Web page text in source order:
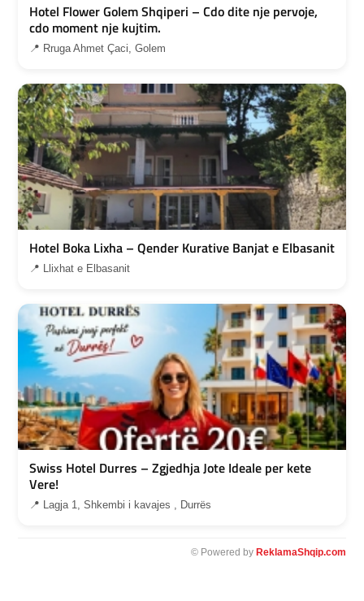
Hotel Flower Golem Shqiperi – Cdo dite nje pervoje,
cdo moment nje kujtim.
📍 Rruga Ahmet Çaci, Golem
Hotel Boka Lixha – Qender Kurative Banjat e Elbasanit
📍 Llixhat e Elbasanit
Swiss Hotel Durres – Zgjedhja Jote Ideale per kete
Vere!
📍 Lagja 1, Shkembi i kavajes , Durrës
© Powered by ReklamaShqip.com